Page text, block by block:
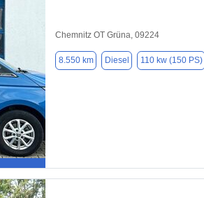
Chemnitz OT Grüna, 09224
8.550 km Diesel 110 kw (150 PS)